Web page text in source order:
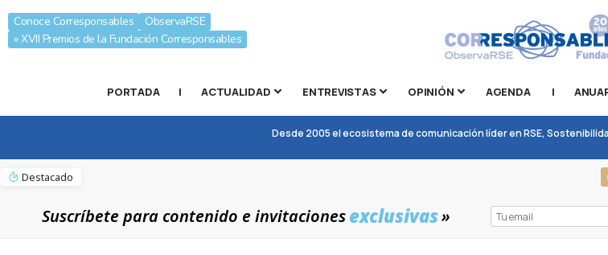
Conoce Corresponsables
ObservaRSE
» XVII Premios de la Fundación Corresponsables
PORTADA | ACTUALIDAD ENTREVISTAS OPINIÓN AGENDA |
Desde 2005 el ecosistema de comunicación líder en RSE,
Destacado
Suscríbete para contenido e invitacionesexclusivas»